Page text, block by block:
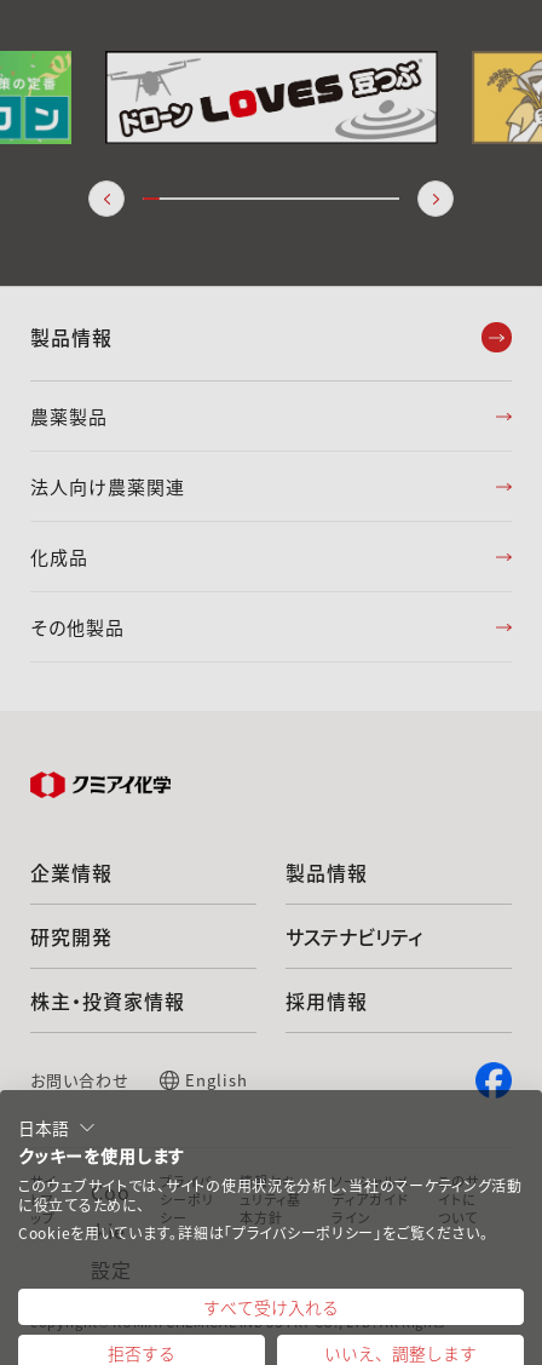
製品情報
農薬製品
法人向け農薬関連
化成品
その他製品
企業情報 製品情報
研究開発 サステナビリティ
株主・投資家情報 採用情報
お問い合わせ English
サイ
トマ
ップ
Coo
kie
設定
プライバ
シーポリ
シー
情報セキ
ュリティ基
本方針
ソーシャルメ
ディアガイド
ライン
このサ
イトに
ついて
copyright© KUMIAI CHEMICAL INDUSTRY CO., LTD. All Rights
Reserved.
日本語
クッキーを使用します
このウェブサイトでは、サイトの使用状況を分析し、当社のマーケティング活動
に役立てるために、
Cookieを用いています。詳細は「プライバシーポリシー」をご覧ください。
すべて受け入れる
拒否する
いいえ、調整します